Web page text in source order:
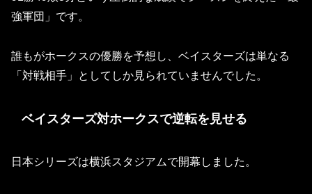
強軍団」です。
誰もがホークスの優勝を予想し、ベイスターズは単なる
「対戦相手」としてしか見られていませんでした。
ベイスターズ対ホークスで逆転を見せる
日本シリーズは横浜スタジアムで開幕しました。